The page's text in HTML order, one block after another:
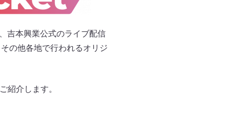
吉本興業公式のライブ配信
の他各地で行われるオリジ
紹介します。